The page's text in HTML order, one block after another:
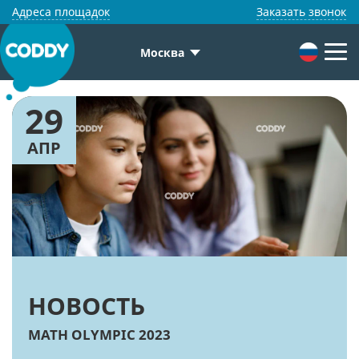
Адреса площадок Заказать звонок
Москва
29
АПР
НОВОСТЬ
MATH OLYMPIC 2023